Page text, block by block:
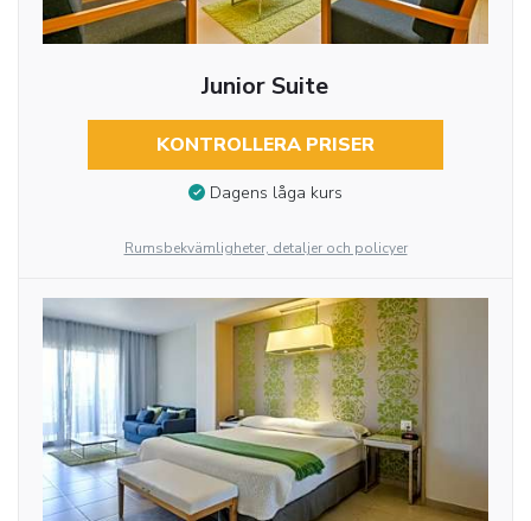
Junior Suite
KONTROLLERA PRISER
Dagens låga kurs
Rumsbekvämligheter, detaljer och policyer